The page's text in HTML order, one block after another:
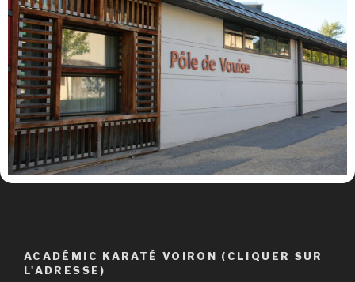
ACADÉMIC KARATÉ VOIRON (CLIQUER SUR
L'ADRESSE)